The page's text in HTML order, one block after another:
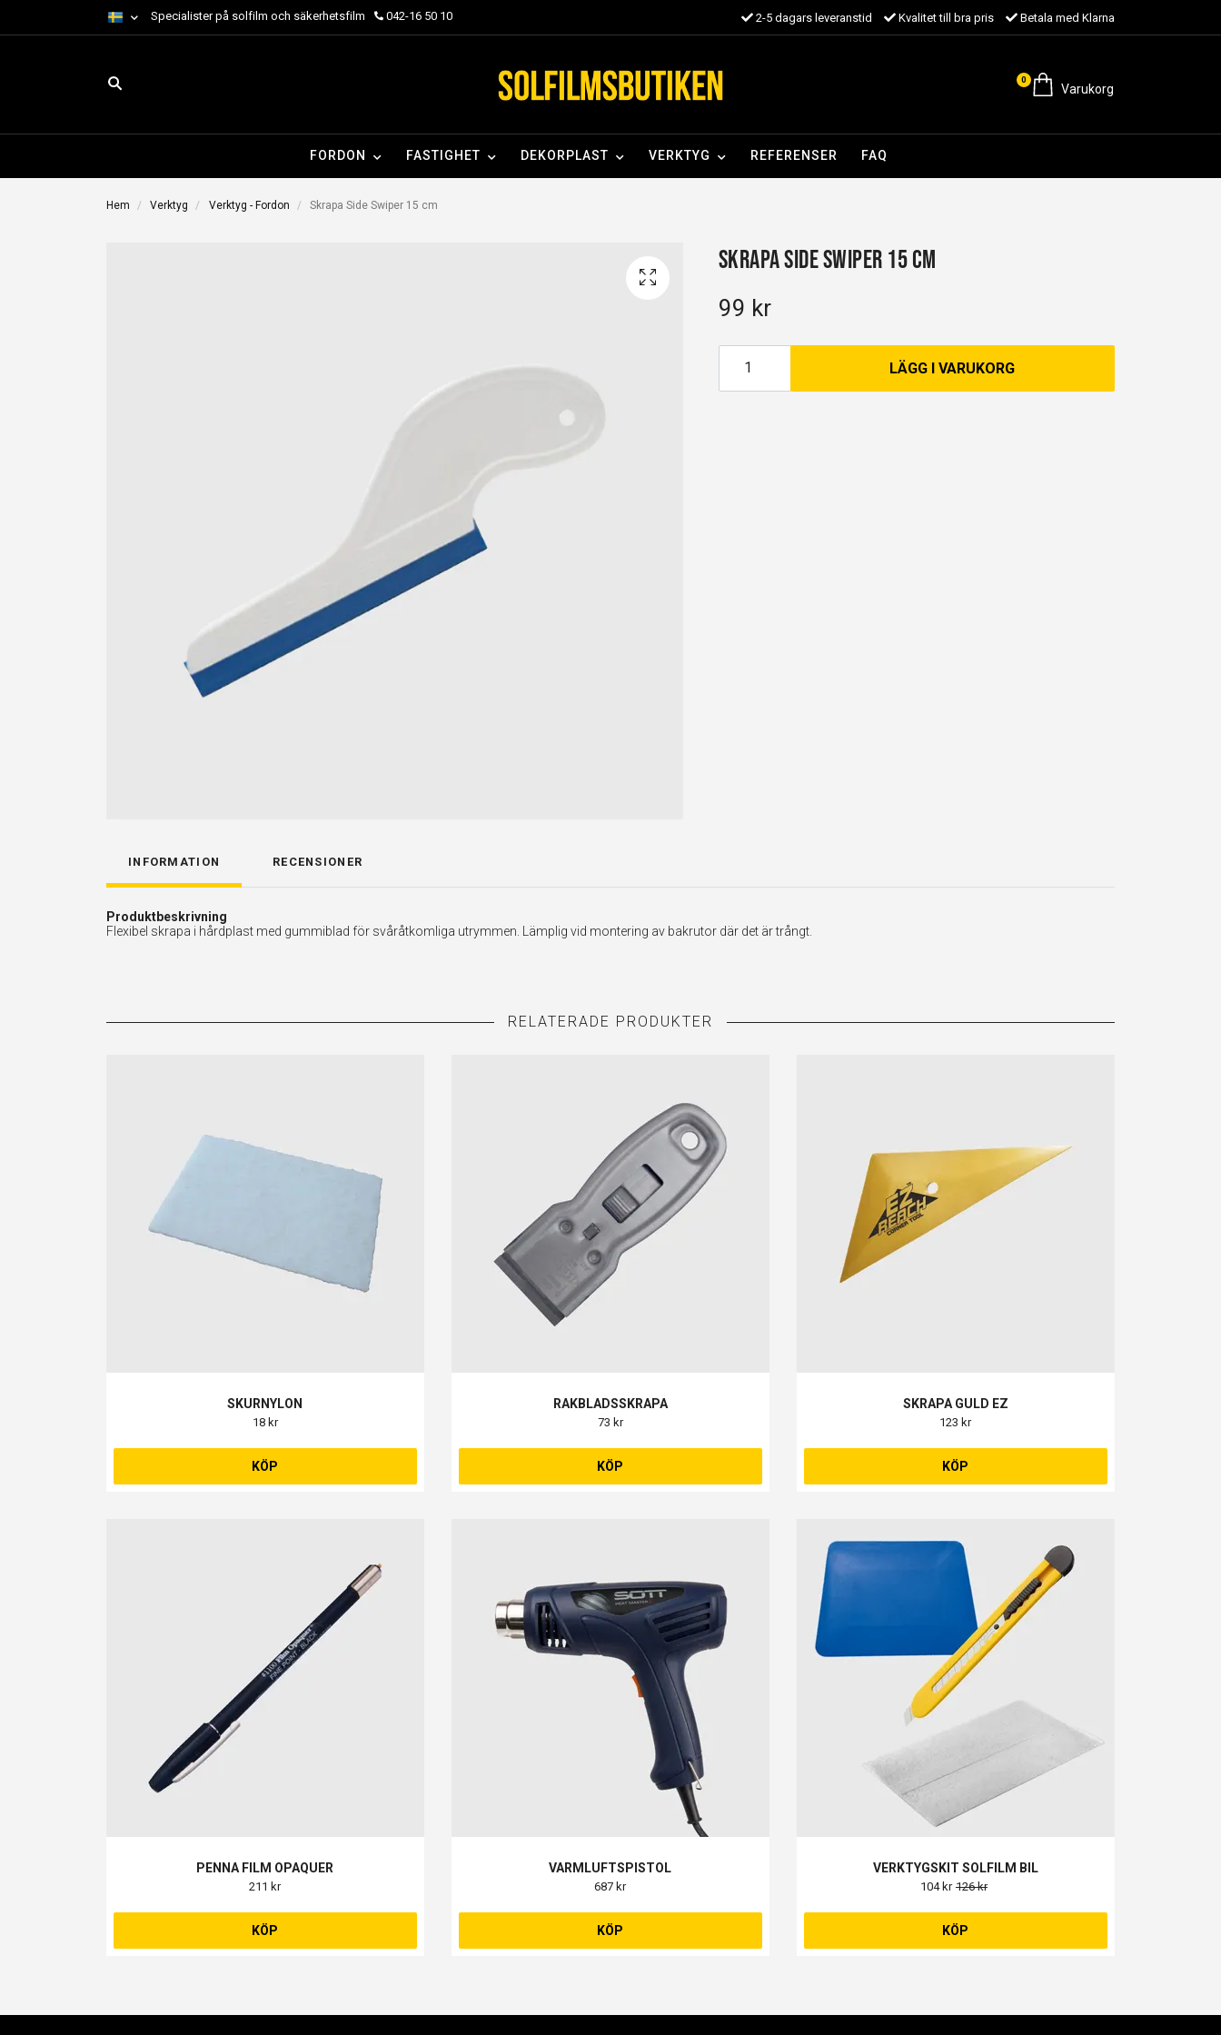
Specialister på solfilm och säkerhetsfilm 042-16 50 10 2-5 dagars leveranstid Kvalitet till bra pris Betala med Klarna
0
Varukorg
FORDON FASTIGHET DEKORPLAST VERKTYG REFERENSER FAQ
Hem Verktyg Verktyg - Fordon Skrapa Side Swiper 15 cm
Skrapa Side Swiper 15 cm
99 kr
LÄGG I VARUKORG
INFORMATION RECENSIONER
Produktbeskrivning
Flexibel skrapa i hårdplast med gummiblad för svåråtkomliga utrymmen. Lämplig vid montering av bakrutor där det är trångt.
SKURNYLON
18 kr
KÖP
RAKBLADSSKRAPA
73 kr
KÖP
SKRAPA GULD EZ
123 kr
KÖP
PENNA FILM OPAQUER
211 kr
KÖP
VARMLUFTSPISTOL
687 kr
KÖP
VERKTYGSKIT SOLFILM BIL
104 kr 126 kr
KÖP